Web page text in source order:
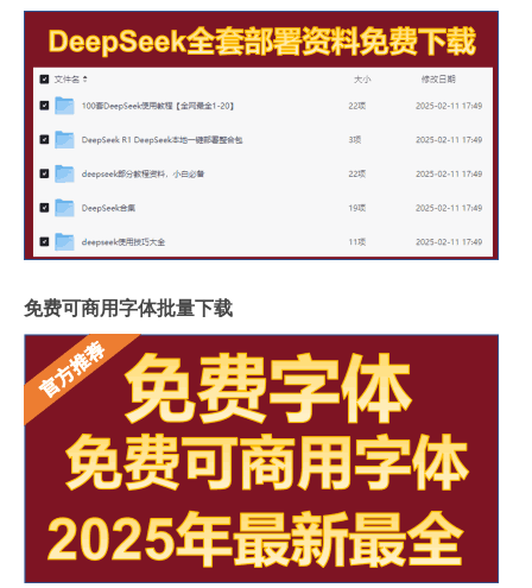
免费可商用字体批量下载